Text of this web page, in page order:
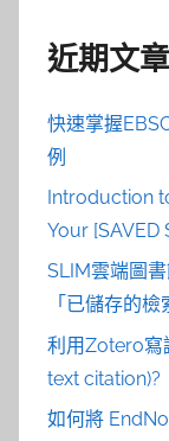
近期文章
快速掌握
例
Introduction
Your [SAVED
SLIM雲端圖
「已儲存的檢
利用Zotero寫
text citation)?
如何將